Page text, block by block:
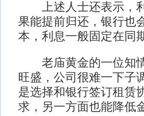
上述人士还表示，利
果能提前归还，银行也
本，利息一般固定在同
老庙黄金的一位知情
旺盛，公司很难一下子
是选择和银行签订租赁
求，另一方面也能降低